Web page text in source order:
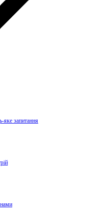
яке запитання